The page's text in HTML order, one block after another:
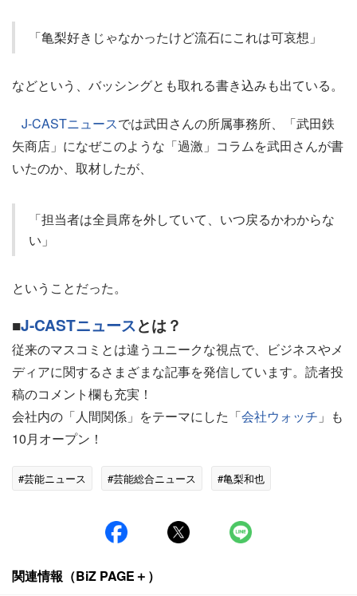
「亀梨好きじゃなかったけど流石にこれは可哀想」
などという、バッシングとも取れる書き込みも出ている。
J-CASTニュースでは武田さんの所属事務所、「武田鉄
矢商店」になぜこのような「過激」コラムを武田さんが書
いたのか、取材したが、
「担当者は全員席を外していて、いつ戻るかわからな
い」
ということだった。
■J-CASTニュースとは？
従来のマスコミとは違うユニークな視点で、ビジネスやメ
ディアに関するさまざまな記事を発信しています。読者投
稿のコメント欄も充実！
会社内の「人間関係」をテーマにした「会社ウォッチ 」も
10月オープン！
#芸能ニュース #芸能総合ニュース #亀梨和也
関連情報（BiZ PAGE＋）